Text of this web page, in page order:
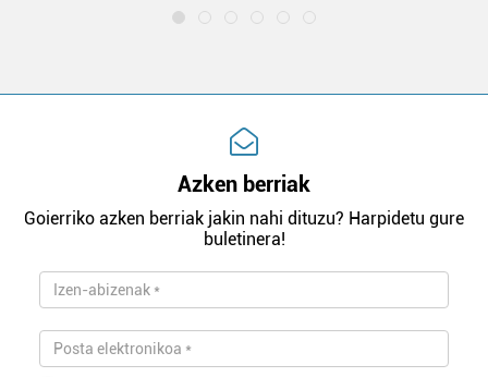
Azken berriak
Goierriko azken berriak jakin nahi dituzu? Harpidetu gure
buletinera!